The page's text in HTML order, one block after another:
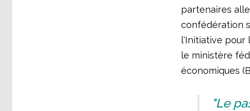
partenaires
confédération
l'Initiative pour
le ministère
économiques
"Le